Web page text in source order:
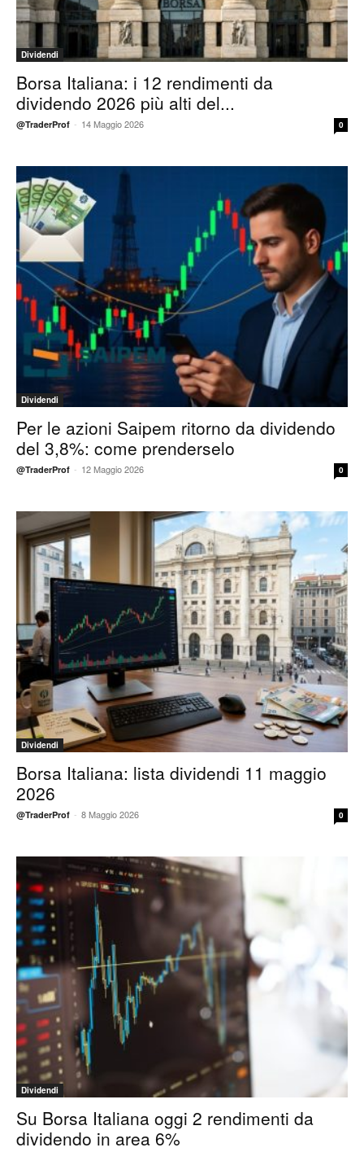
Dividendi
Borsa Italiana: i 12 rendimenti da
dividendo 2026 più alti del...
@TraderProf - 14 Maggio 2026 0
Dividendi
Per le azioni Saipem ritorno da dividendo
del 3,8%: come prenderselo
@TraderProf - 12 Maggio 2026 0
Dividendi
Borsa Italiana: lista dividendi 11 maggio
2026
@TraderProf - 8 Maggio 2026 0
Dividendi
Su Borsa Italiana oggi 2 rendimenti da
dividendo in area 6%